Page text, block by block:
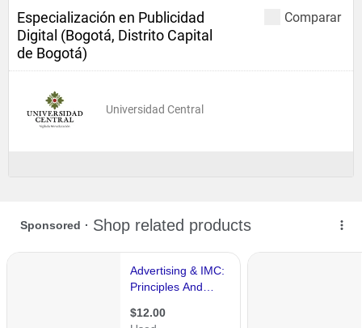
Comparar
Especialización en Publicidad
Digital (Bogotá, Distrito Capital
de Bogotá)
Universidad Central